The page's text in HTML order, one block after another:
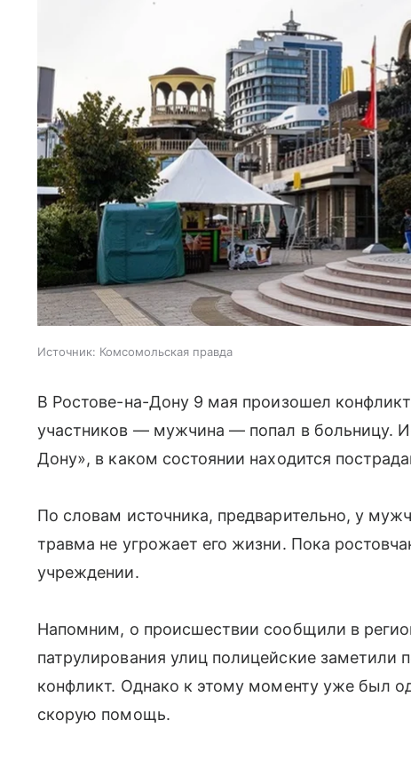
Источник: Комсомольская правда
В Ростове-на-Дону 9 мая произошел
участников — мужчина — попал в больницу.
Дону», в каком состоянии находится
По словам источника, предварительно, у
травма не угрожает его жизни. Пока
учреждении.
Напомним, о происшествии сообщили в
патрулирования улиц полицейские заметили
конфликт. Однако к этому моменту уже был
скорую помощь.